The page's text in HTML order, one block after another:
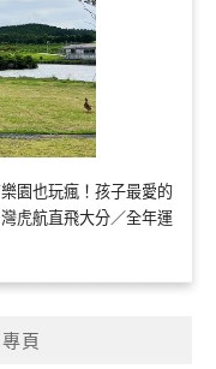
園也玩瘋！孩子最愛的
虎航直飛大分／全年運
頁